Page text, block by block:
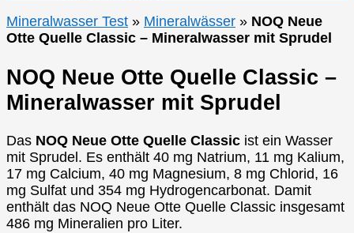
Mineralwasser Test » Mineralwässer » NOQ Neue
Otte Quelle Classic – Mineralwasser mit Sprudel
NOQ Neue Otte Quelle Classic –
Mineralwasser mit Sprudel
Das NOQ Neue Otte Quelle Classic ist ein Wasser
mit Sprudel. Es enthält 40 mg Natrium, 11 mg Kalium,
17 mg Calcium, 40 mg Magnesium, 8 mg Chlorid, 16
mg Sulfat und 354 mg Hydrogencarbonat. Damit
enthält das NOQ Neue Otte Quelle Classic insgesamt
486 mg Mineralien pro Liter.